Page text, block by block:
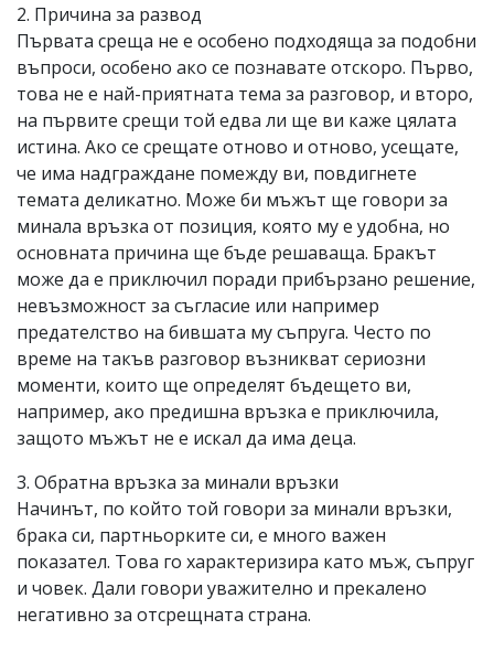
2. Причина за развод
Първата среща не е особено подходяща за подобни
въпроси, особено ако се познавате отскоро. Първо,
това не е най-приятната тема за разговор, и второ,
на първите срещи той едва ли ще ви каже цялата
истина. Ако се срещате отново и отново, усещате,
че има надграждане помежду ви, повдигнете
темата деликатно. Може би мъжът ще говори за
минала връзка от позиция, която му е удобна, но
основната причина ще бъде решаваща. Бракът
може да е приключил поради прибързано решение,
невъзможност за съгласие или например
предателство на бившата му съпруга. Често по
време на такъв разговор възникват сериозни
моменти, които ще определят бъдещето ви,
например, ако предишна връзка е приключила,
защото мъжът не е искал да има деца.
3. Обратна връзка за минали връзки
Начинът, по който той говори за минали връзки,
брака си, партньорките си, е много важен
показател. Това го характеризира като мъж, съпруг
и човек. Дали говори уважително и прекалено
негативно за отсрещната страна.